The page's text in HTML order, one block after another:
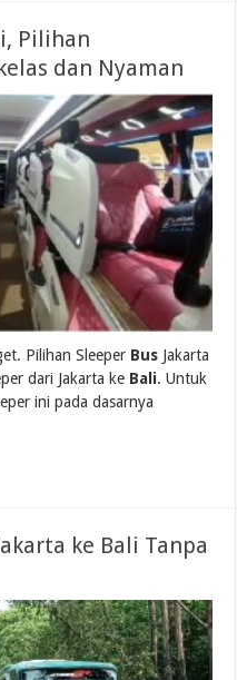
Pilihan
dan Nyaman
Pilihan Sleeper Bus Jakarta
dari Jakarta ke Bali. Untuk
ini pada dasarnya
ke Bali Tanpa